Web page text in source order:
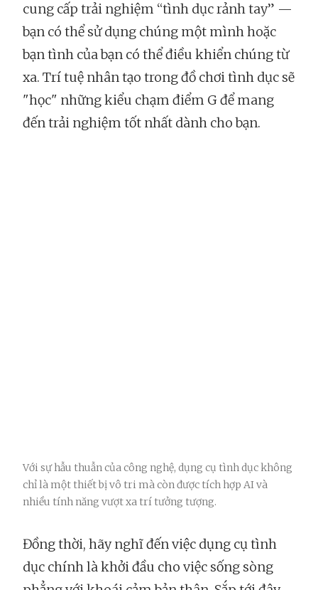
cung cấp trải nghiệm “tình dục rảnh tay” —
bạn có thể sử dụng chúng một mình hoặc
bạn tình của bạn có thể điều khiển chúng từ
xa. Trí tuệ nhân tạo trong đồ chơi tình dục sẽ
"học" những kiểu chạm điểm G để mang
đến trải nghiệm tốt nhất dành cho bạn.
Với sự hẫu thuẫn của công nghệ, dụng cụ tình dục không
chỉ là một thiết bị vô tri mà còn được tích hợp AI và
nhiều tính năng vượt xa trí tưởng tượng.
Đồng thời, hãy nghĩ đến việc dụng cụ tình
dục chính là khởi đầu cho việc sống sòng